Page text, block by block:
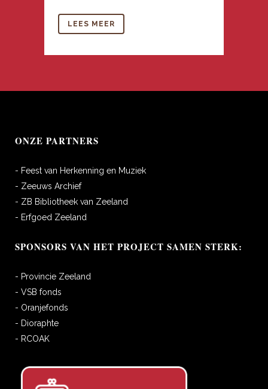
LEES MEER
ONZE PARTNERS
- Feest van Herkenning en Muziek
- Zeeuws Archief
- ZB Bibliotheek van Zeeland
- Erfgoed Zeeland
SPONSORS VAN HET PROJECT SAMEN STERK:
- Provincie Zeeland
- VSB fonds
- Oranjefonds
- Dioraphte
- RCOAK